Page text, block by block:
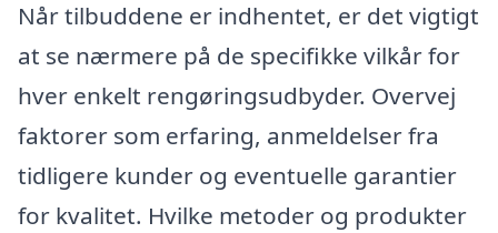
Når tilbuddene er indhentet, er det vigtigt
at se nærmere på de specifikke vilkår for
hver enkelt rengøringsudbyder. Overvej
faktorer som erfaring, anmeldelser fra
tidligere kunder og eventuelle garantier
for kvalitet. Hvilke metoder og produkter